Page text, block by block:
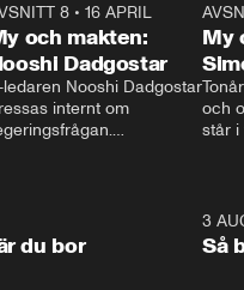
8• 16 APRIL
och makten:
Dadgostar
ledaren Nooshi Dadgostar
internt om
ställer upp i val. Ska vi
med så sitter vi förstås
My
och
står i
du bor
3
Så